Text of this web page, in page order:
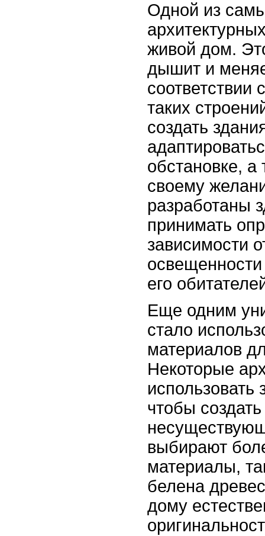
Одной из
живой дом.
дышит и
таких
создать
обстановке, а
своему
разработаны
принимать
зависимости
его
Еще одним
стало
материалов
Некоторые
использовать
чтобы
выбирают
материалы,
белена
дому